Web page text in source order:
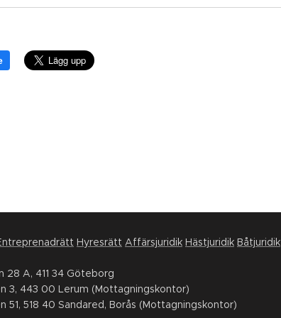
Hyresrätt Affärsjuridik Hästjuridik Båtjuridik
28 A, 411 34 Göteborg
3, 443 00 Lerum (Mottagningskontor)
51, 518 40 Sandared, Borås (Mottagningskontor)